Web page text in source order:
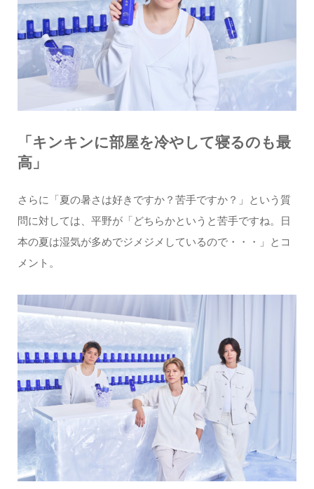
「キンキンに部屋を冷やして寝るのも最
高」
さらに「夏の暑さは好きですか？苦手ですか？」という質
問に対しては、平野が「どちらかというと苦手ですね。日
本の夏は湿気が多めでジメジメしているので・・・」とコ
メント。